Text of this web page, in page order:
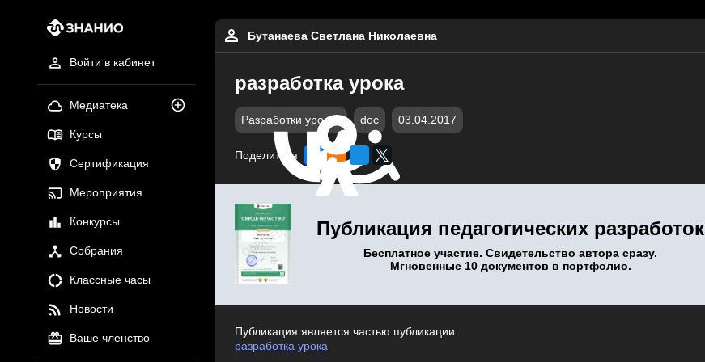
Войти в кабинет
Медиатека
Курсы
Сертификация
Мероприятия
Конкурсы
Собрания
Классные часы
Новости
Ваше членство
Бутанаева Светлана Николаевна
разработка урока
Разработки уроков doc 03.04.2017
Поделиться
Публикация педагогических разработок
Бесплатное участие. Свидетельство автора сразу.
Мгновенные 10 документов в портфолио.
Публикация является частью публикации:
разработка урока